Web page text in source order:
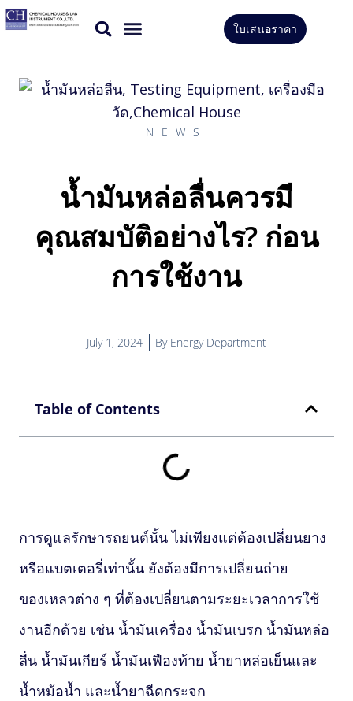
Skip
to
ใบเสนอราคา
NEWS
น้ำมันหล่อลื่นควรมี
คุณสมบัติอย่างไร? ก่อน
การใช้งาน
July 1, 2024 ByEnergy Department
Table of Contents
การดูแลรักษารถยนต์นั้น ไม่เพียงแต่ต้องเปลี่ยนยาง
หรือแบตเตอรี่เท่านั้น ยังต้องมีการเปลี่ยนถ่าย
ของเหลวต่าง ๆ ที่ต้องเปลี่ยนตามระยะเวลาการใช้
งานอีกด้วย เช่น น้ำมันเครื่อง น้ำมันเบรก น้ำมันหล่อ
ลื่น น้ำมันเกียร์ น้ำมันเฟืองท้าย น้ำยาหล่อเย็นและ
น้ำหม้อน้ำ และน้ำยาฉีดกระจก